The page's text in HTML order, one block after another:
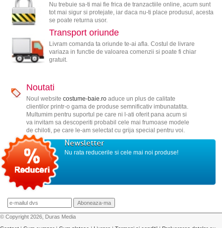
Nu trebuie sa-ti mai fie frica de tranzactiile online, acum sunt
tot mai sigur si protejate, iar daca nu-ti place produsul, acesta
se poate returna usor.
Transport oriunde
Livram comanda ta oriunde te-ai afla. Costul de livrare
variaza in functie de valoarea comenzii si poate fi chiar
gratuit.
Noutati
Noul website costume-baie.roaduce un plus de calitate
clientilor printr-o gama de produse semnificativ imbunatatita.
Multumim pentru suportul pe care ni l-ati oferit pana acum si
va invitam sa descoperiti probabil cele mai frumoase modele
de chiloti, pe care le-am selectat cu grija special pentru voi.
Newsletter
Nu rata reducerile si cele mai noi produse!
© Copyright 2026, Duras Media